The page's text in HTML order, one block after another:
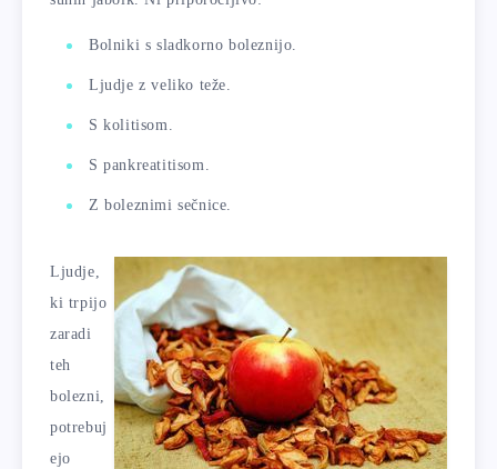
Bolniki s sladkorno boleznijo.
Ljudje z veliko teže.
S kolitisom.
S pankreatitisom.
Z boleznimi sečnice.
Ljudje,
ki trpijo
zaradi
teh
bolezni,
potrebuj
ejo